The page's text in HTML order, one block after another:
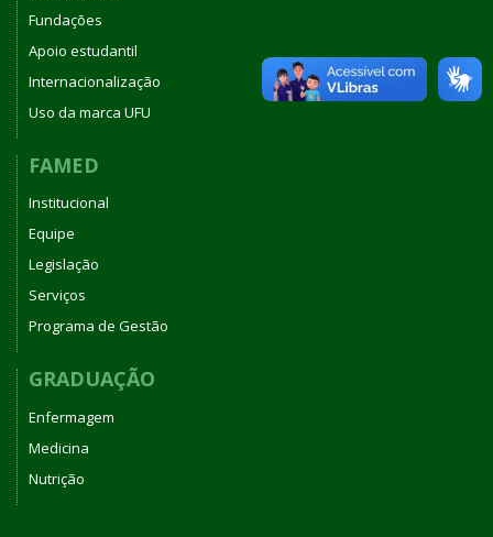
Fundações
Apoio estudantil
Internacionalização
Uso da marca UFU
FAMED
Institucional
Equipe
Legislação
Serviços
Programa de Gestão
GRADUAÇÃO
Enfermagem
Medicina
Nutrição